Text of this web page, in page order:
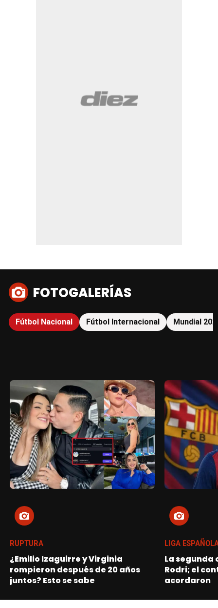
FOTOGALERÍAS
Fútbol Nacional Fútbol Internacional Mundial
RUPTURA
¿Emilio Izaguirre y Virginia
rompieron después de 20 años
juntos? Esto se sabe
LIGA
La
Rodri; el
acordaron